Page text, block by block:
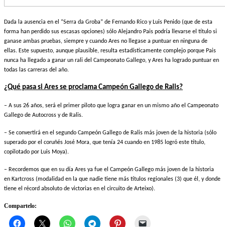
Dada la ausencia en el “Serra da Groba” de Fernando Rico y Luis Penido (que de esta
forma han perdido sus escasas opciones) sólo Alejandro Pais podría llevarse el título si
ganase ambas pruebas, siempre y cuando Ares no llegase a puntuar en ninguna de
ellas. Este supuesto, aunque plausible, resulta estadísticamente complejo porque Pais
nunca ha llegado a ganar un rali del Campeonato Gallego, y Ares ha logrado puntuar en
todas las carreras del año.
¿Qué pasa si Ares se proclama Campeón Gallego de Ralis?
– A sus 26 años, será el primer piloto que logra ganar en un mismo año el Campeonato
Gallego de Autocross y de Ralis.
– Se convertirá en el segundo Campeón Gallego de Ralis más joven de la historia (sólo
superado por el coruñés José Mora, que tenía 24 cuando en 1985 logró este título,
copilotado por Luis Moya).
– Recordemos que en su día Ares ya fue el Campeón Gallego más joven de la historia
en Kartcross (modalidad en la que nadie tiene más títulos regionales (3) que él, y donde
tiene el récord absoluto de victorias en el circuito de Arteixo).
Compartelo: